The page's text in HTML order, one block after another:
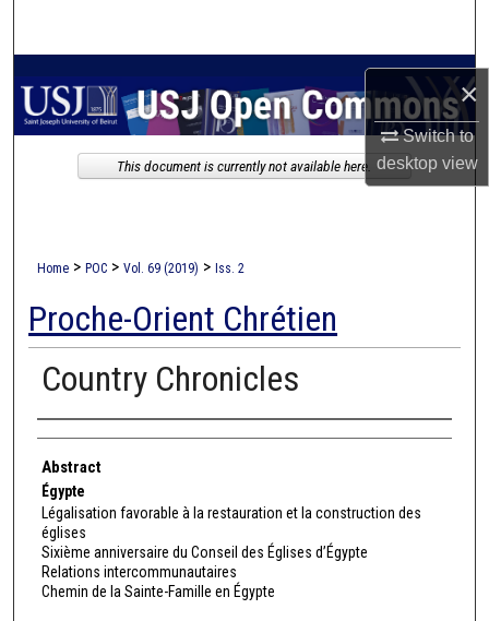
×
Switch to
desktopview
My Account
Home > POC > Vol. 69 (2019) > Iss. 2
Proche-Orient Chrétien
Country Chronicles
Authors
Abstract
Égypte
Légalisation favorable à la restauration et la construction des
églises
Sixième anniversaire du Conseil des Églises d’Égypte
Relations intercommunautaires
Chemin de la Sainte-Famille en Égypte
This document is currently not available here.